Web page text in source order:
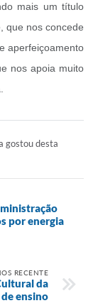
mais um título
que nos concede
aperfeiçoamento
nos apoia muito
gostou desta
por energia
RECENTE
da
ensino